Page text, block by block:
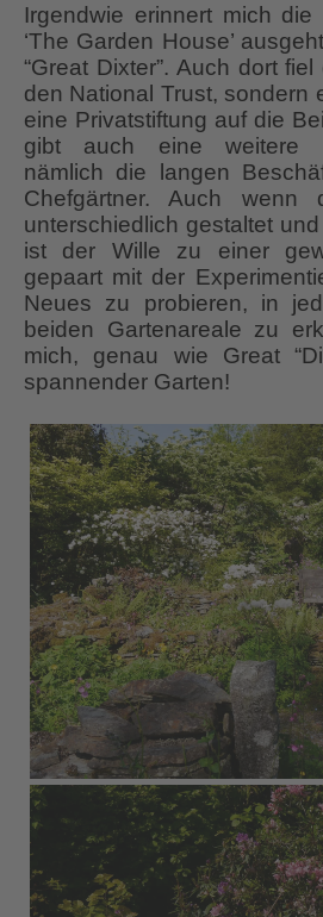
Irgendwie erinnert mich
‘The Garden House’
“Great Dixter”. Auch dort
den National Trust, sondern
eine Privatstiftung auf die
gibt auch eine weitere
nämlich die langen
Chefgärtner. Auch wenn
unterschiedlich gestaltet
ist der Wille zu einer
gepaart mit der
Neues zu probieren, in
beiden Gartenareale zu
mich, genau wie Great
spannender Garten!